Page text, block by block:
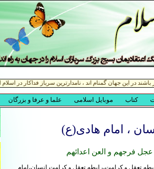
فرجهم و العن اعدائهم
، امام هادی(ع)
تعقل و کرامت،رابطه تعقل و کرامت انسان،امام